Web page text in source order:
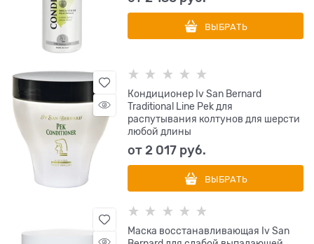
ВЫБРАТЬ
Кондиционер Iv San Bernard
Traditional Line Pek для
распутывания колтунов для шерсти
любой длины
от2 017 руб.
ВЫБРАТЬ
Маска восстанавливающая Iv San